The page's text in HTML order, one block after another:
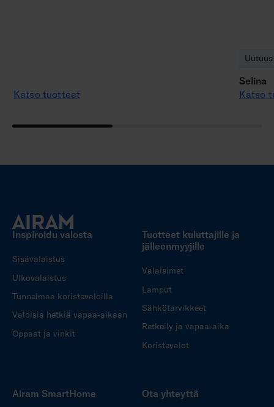
Katso tuotteet
Uutuus
Selina
Katso
Inspiroidu valosta
Sisävalaistus
Ulkovalaistus
Tunnelmaa koristevaloilla
Valoisia hetkiä vapaa-aikaan
Oppaat ja vinkit
Tuotteet kuluttajille ja
jälleenmyyjille
Valaisimet
Lamput
Sähkötarvikkeet
Retkeily ja vapaa-aika
Koristevalot
Airam SmartHome Ota yhteyttä